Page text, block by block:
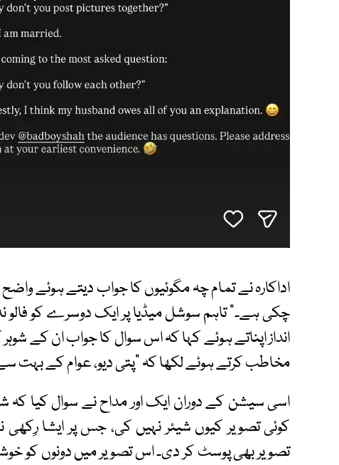
اداکارہ نے تمام چہ مگوئیوں کا جواب دیتے ہوئے
چکی ہے۔“ تاہم سوشل میڈیا پر ایک دوسرے کو فالو
انداز اپناتے ہوئے کہا کہ اس سوال کا جواب ان کے
مخاطب کرتے ہوئے لکھا کہ ”پتی دیو، عوام کے بہت سے
اسی سیشن کے دوران ایک اور مداح نے سوال کیا کہ
کوئی تصویر کیوں شیئر نہیں کی، جس پر ایشا
تصویر بھی پوسٹ کر دی۔ اس تصویر میں دونوں کو